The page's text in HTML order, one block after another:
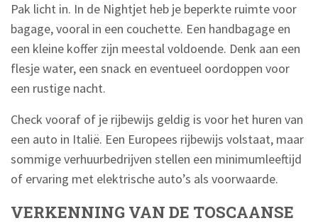
Pak licht in. In de Nightjet heb je beperkte ruimte voor
bagage, vooral in een couchette. Een handbagage en
een kleine koffer zijn meestal voldoende. Denk aan een
flesje water, een snack en eventueel oordoppen voor
een rustige nacht.
Check vooraf of je rijbewijs geldig is voor het huren van
een auto in Italië. Een Europees rijbewijs volstaat, maar
sommige verhuurbedrijven stellen een minimumleeftijd
of ervaring met elektrische auto’s als voorwaarde.
VERKENNING VAN DE TOSCAANSE